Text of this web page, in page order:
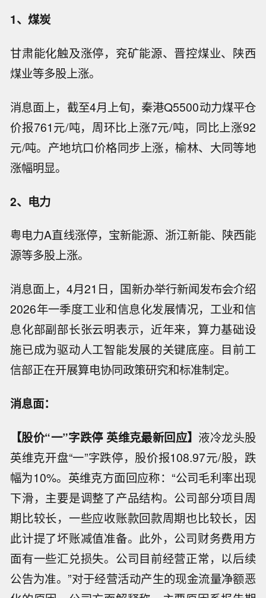
1、煤炭
甘肃能化触及涨停，兖矿能源、晋控煤业、陕西
煤业等多股上涨。
消息面上，截至4月上旬，秦港Q5500动力煤平仓
价报761元/吨，周环比上涨7元/吨，同比上涨92
元/吨。产地坑口价格同步上涨，榆林、大同等地
涨幅明显。
2、电力
粤电力A直线涨停，宝新能源、浙江新能、陕西能
源等多股上涨。
消息面上，4月21日，国新办举行新闻发布会介绍
2026年一季度工业和信息化发展情况，工业和信
息化部副部长张云明表示，近年来，算力基础设
施已成为驱动人工智能发展的关键底座。目前工
信部正在开展算电协同政策研究和标准制定。
消息面：
【股价“一”字跌停 英维克最新回应】 液冷龙头股
英维克开盘“一”字跌停，股价报108.97元/股，跌
幅为10%。英维克方面回应称：“公司毛利率出现
下滑，主要是调整了产品结构。公司部分项目周
期比较长，一些应收账款回款周期也比较长，因
此计提了坏账减值准备。此外，公司财务费用方
面有一些汇兑损失。公司目前经营正常，以后续
公告为准。”对于经营活动产生的现金流量净额恶